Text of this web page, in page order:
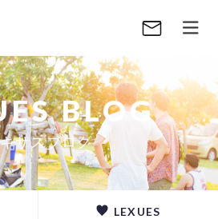
BLOG
サスブログ
LEXUES